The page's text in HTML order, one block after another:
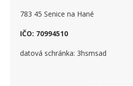
783 45 Senice na Hané
IČO: 70994510
datová schránka: 3hsmsad